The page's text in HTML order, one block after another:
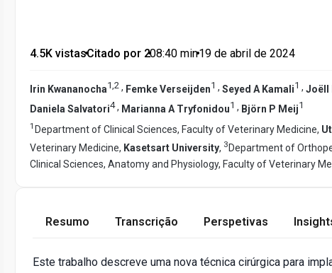
4.5K vistas•Citado por 2•08:40 min•19 de abril de 2024
Irin Kwananocha1,2 , Femke Verseijden1 , Seyed A Kamali1 , Joëll
Daniela Salvatori4, Marianna A Tryfonidou1 , Björn P Meij1
1 Department of Clinical Sciences, Faculty of Veterinary Medicine,
Veterinary Medicine, Kasetsart University, 3 Department of
Clinical Sciences, Anatomy and Physiology, Faculty of Veterinary
Resumo Transcrição Perspetivas
Este trabalho descreve uma nova técnica cirúrgica para